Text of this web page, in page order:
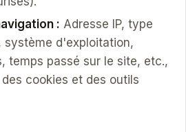
: Adresse IP, type
système d'exploitation,
temps passé sur le site, etc.,
cookies et des outils